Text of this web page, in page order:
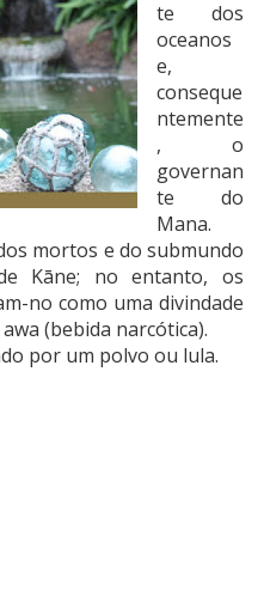
te dos
oceanos
e,
conseque
ntemente
, o
governan
te do
Mana.
mortos e do submundo
Kāne; no entanto, os
no como uma divindade
(bebida narcótica).
por um polvo ou lula.